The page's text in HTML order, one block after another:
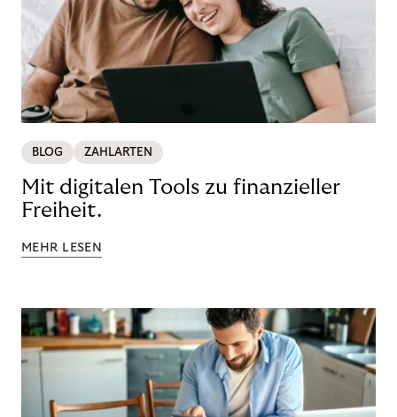
BLOG ZAHLARTEN
Mit digitalen Tools zu finanzieller
Freiheit.
MEHR LESEN